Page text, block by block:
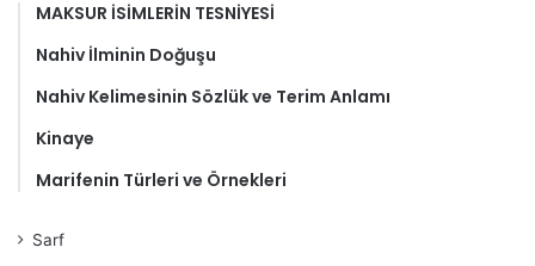
MAKSUR İSİMLERİN TESNİYESİ
Nahiv İlminin Doğuşu
Nahiv Kelimesinin Sözlük ve Terim Anlamı
Kinaye
Marifenin Türleri ve Örnekleri
Sarf